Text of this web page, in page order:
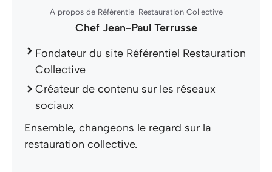
A propos de Référentiel Restauration Collective
Chef Jean-Paul Terrusse
Fondateur du site Référentiel Restauration
Collective
Créateur de contenu sur les réseaux
sociaux
Ensemble, changeons le regard sur la
restauration collective.